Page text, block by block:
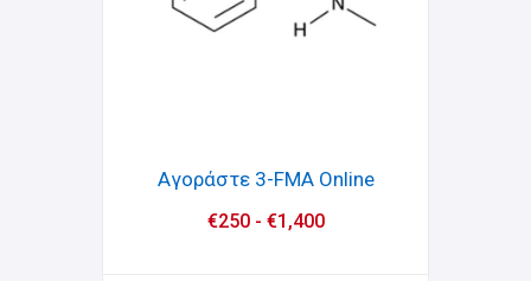
Αγοράστε 3-FMA Online
€250- €1,400